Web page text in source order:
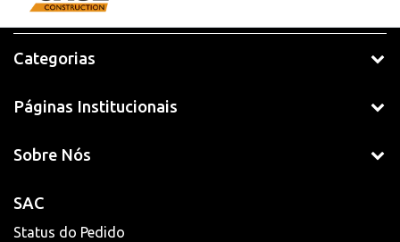
Categorias
Páginas Institucionais
Sobre Nós
SAC
Status do Pedido